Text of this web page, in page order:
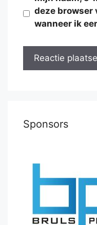
deze browser
wanneer ik
Sponsors